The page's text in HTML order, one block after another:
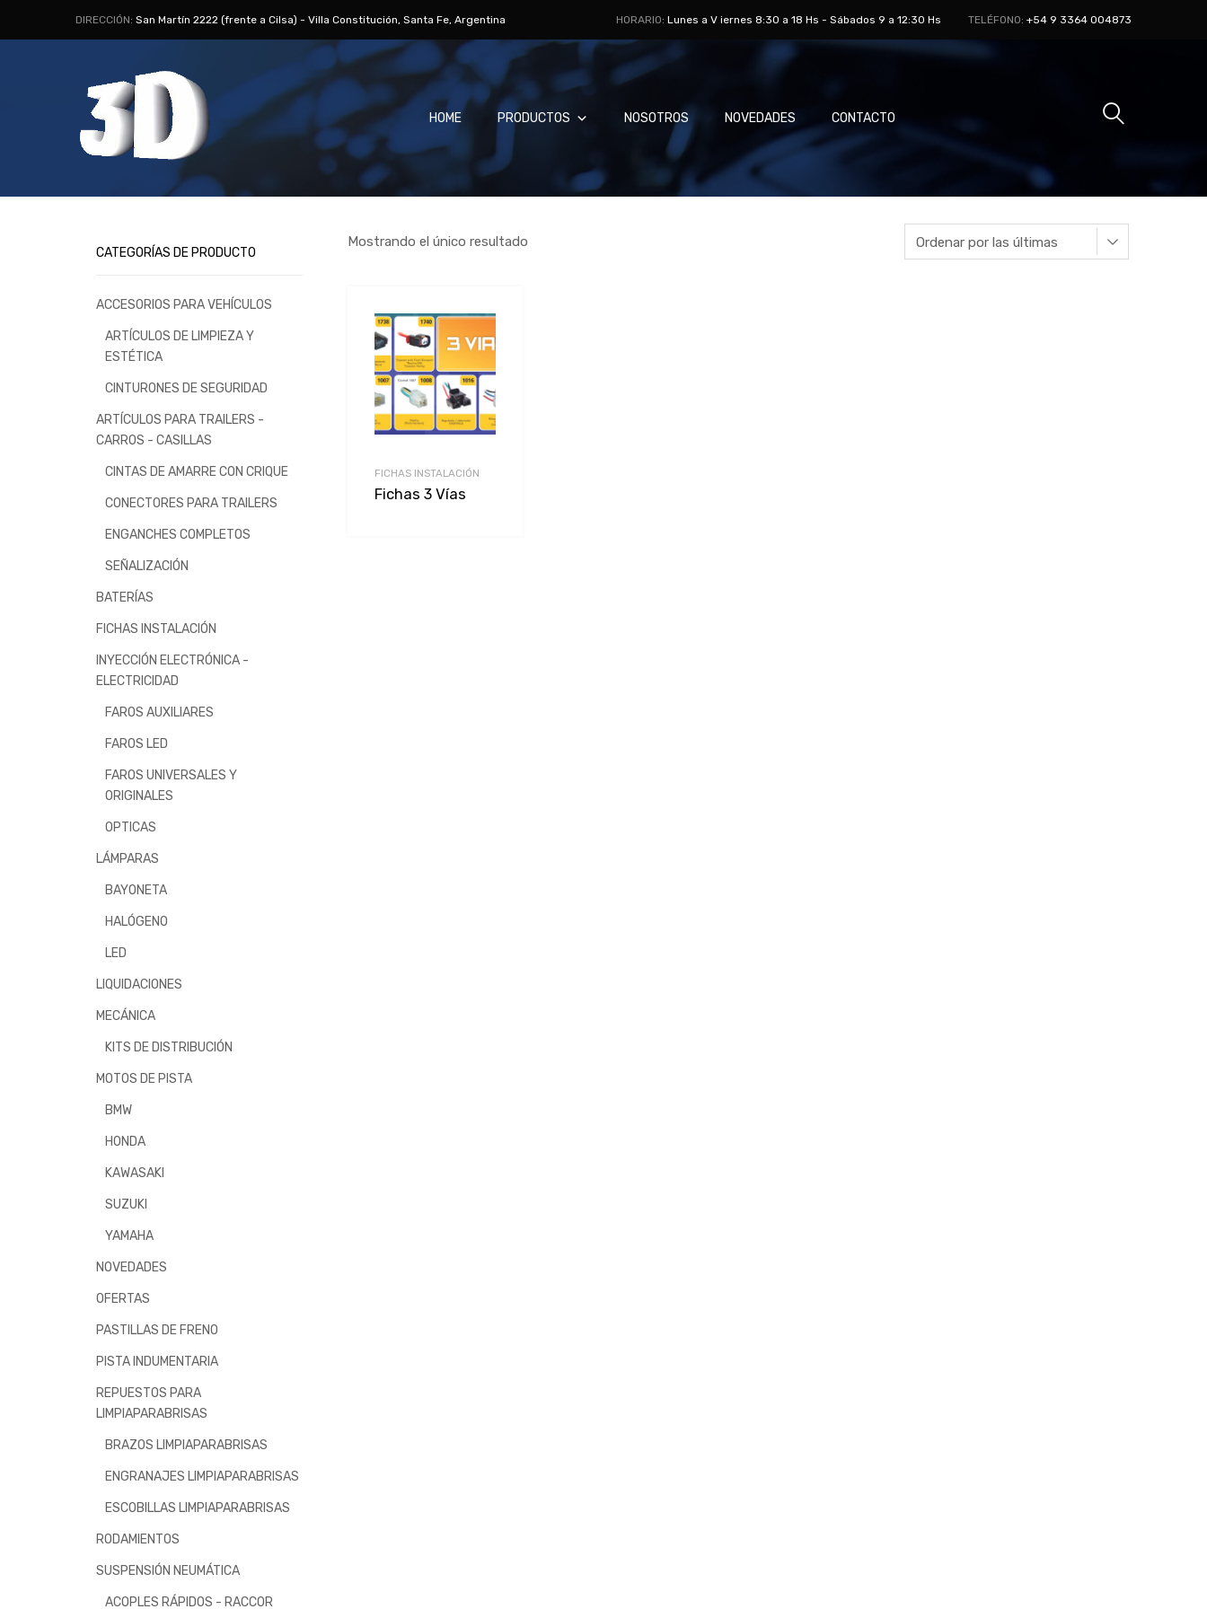
DIRECCIÓN: San Martín 2222 (frente a Cilsa) - Villa Constitución, Santa Fe, Argentina HORARIO: Lunes a V iernes 8:30 a 18 Hs - Sábados 9 a 12:30 Hs TELÉFONO: +54 9 3364 004873
HOME PRODUCTOS NOSOTROS NOVEDADES CONTACTO
Mostrando el único resultado
FICHAS INSTALACIÓN
Fichas 3 Vías
CATEGORÍAS DE PRODUCTO
ACCESORIOS PARA VEHÍCULOS
ARTÍCULOS DE LIMPIEZA Y
ESTÉTICA
CINTURONES DE SEGURIDAD
ARTÍCULOS PARA TRAILERS -
CARROS - CASILLAS
CINTAS DE AMARRE CON CRIQUE
CONECTORES PARA TRAILERS
ENGANCHES COMPLETOS
SEÑALIZACIÓN
BATERÍAS
FICHAS INSTALACIÓN
INYECCIÓN ELECTRÓNICA -
ELECTRICIDAD
FAROS AUXILIARES
FAROS LED
FAROS UNIVERSALES Y
ORIGINALES
OPTICAS
LÁMPARAS
BAYONETA
HALÓGENO
LED
LIQUIDACIONES
MECÁNICA
KITS DE DISTRIBUCIÓN
MOTOS DE PISTA
BMW
HONDA
KAWASAKI
SUZUKI
YAMAHA
NOVEDADES
OFERTAS
PASTILLAS DE FRENO
PISTA INDUMENTARIA
REPUESTOS PARA
LIMPIAPARABRISAS
BRAZOS LIMPIAPARABRISAS
ENGRANAJES LIMPIAPARABRISAS
ESCOBILLAS LIMPIAPARABRISAS
RODAMIENTOS
SUSPENSIÓN NEUMÁTICA
ACOPLES RÁPIDOS - RACCOR